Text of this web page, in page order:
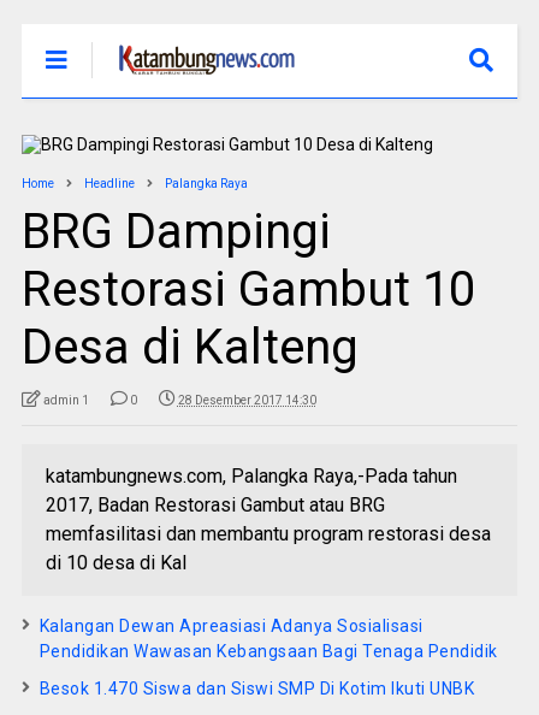
Home Headline Palangka Raya
BRG Dampingi
Restorasi Gambut 10
Desa di Kalteng
admin 1 0 28 Desember 2017 14:30
katambungnews.com, Palangka Raya,-Pada tahun
2017, Badan Restorasi Gambut atau BRG
memfasilitasi dan membantu program restorasi desa
di 10 desa di Kal
Kalangan Dewan Apreasiasi Adanya Sosialisasi
Pendidikan Wawasan Kebangsaan Bagi Tenaga Pendidik
Besok 1.470 Siswa dan Siswi SMP Di Kotim Ikuti UNBK